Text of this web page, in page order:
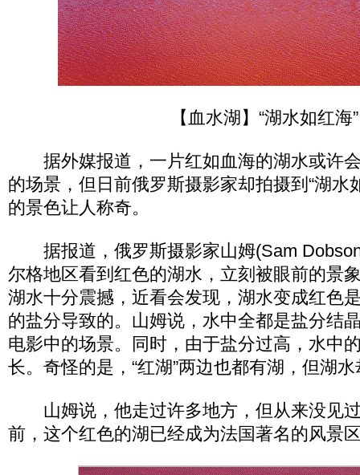
【血水湖】“湖水如红海”
据外媒报道，一片红如血海的湖水或许
的场景，但日前俄罗斯摄影家却拍摄到“湖水
的景色让人称奇。
据报道，俄罗斯摄影家山姆(Sam
尔格地区看到红色的湖水，立刻被眼前的景
湖水十分震撼，近看会发现，湖水变成红色
的盐分导致的。山姆说，水中全都是盐分结
电影中的场景。同时，由于盐分过高，水中
长。奇怪的是，“红湖”两边也都有湖，但湖
山姆说，他走过许多地方，但从来没见
前，这个红色的湖已经成为法国著名的风景